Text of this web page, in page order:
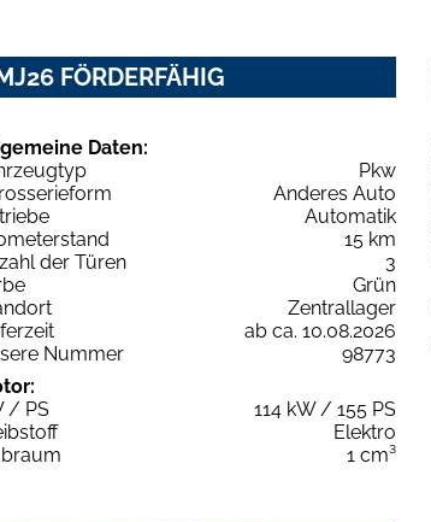
FÖRDERFÄHIG
Daten:
Pkw
Anderes Auto
Automatik
15 km
der Türen
3
Grün
Zentrallager
ab ca. 10.08.2026
Nummer
98773
/ PS
114 kW / 155 PS
Elektro
1 cm³